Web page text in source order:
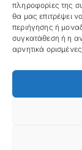
πληροφορίες της
θα μας επιτρέψει
περιήγησης ή
συγκατάθεση ή η
αρνητικά
© 2026